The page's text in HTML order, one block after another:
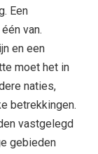
Een
van.
en een
moet het in
naties,
betrekkingen.
vastgelegd
gebieden